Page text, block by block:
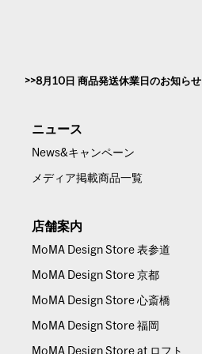
8月10日 商品発送休業日のお知らせ
ニュース
News&キャンペーン
メディア掲載商品一覧
店舗案内
MoMA Design Store 表参道
MoMA Design Store 京都
MoMA Design Store 心斎橋
MoMA Design Store 福岡
MoMA Design Store at ロフト